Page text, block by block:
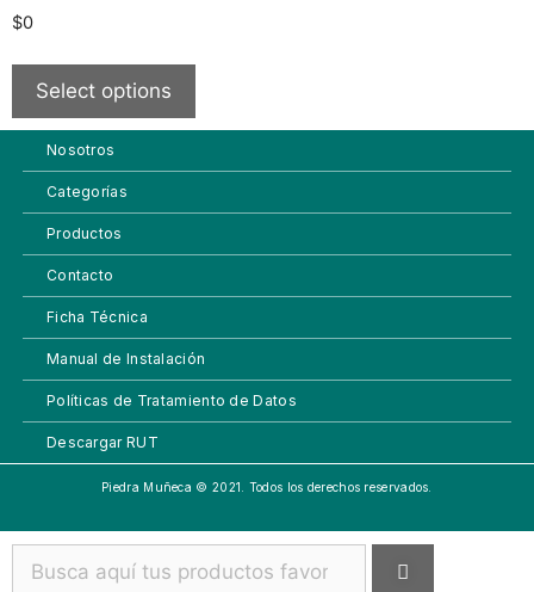
$0
Select options
Nosotros
Categorías
Productos
Contacto
Ficha Técnica
Manual de Instalación
Políticas de Tratamiento de Datos
Descargar RUT
Piedra Muñeca © 2021. Todos los derechos reservados.